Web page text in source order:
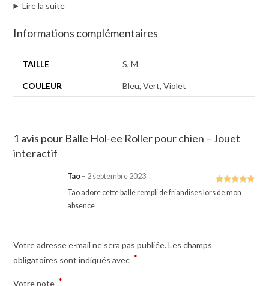
Lire la suite
Informations complémentaires
TAILLE S, M
COULEUR Bleu, Vert, Violet
1 avis pour Balle Hol-ee Roller pour chien – Jouet
interactif
Note5sur
Tao – 2 septembre 2023
Tao adore cette balle rempli de friandises lors de mon
absence
Votre adresse e-mail ne sera pas publiée. Les champs
obligatoires sont indiqués avec *
Votre note *